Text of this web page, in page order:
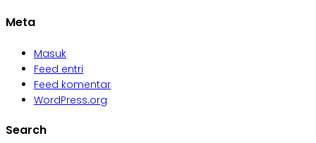
Meta
Masuk
Feed entri
Feed komentar
WordPress.org
Search